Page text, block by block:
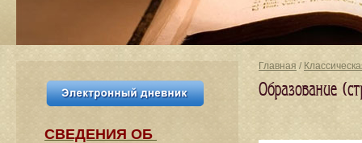
Главная /
Образование
СВЕДЕНИЯ​ ОБ